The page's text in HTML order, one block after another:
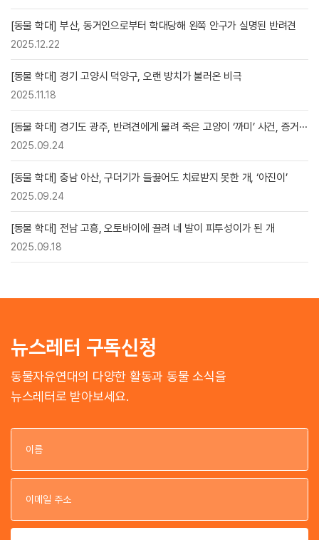
[동물 학대] 부산, 동거인으로부터 학대당해 왼쪽 안구가 실명된 반려견
2025.12.22
[동물 학대] 경기 고양시 덕양구, 오랜 방치가 불러온 비극
2025.11.18
[동물 학대] 경기도 광주, 반려견에게 물려 죽은 고양이 ‘까미’ 사건, 증거···
2025.09.24
[동물 학대] 충남 아산, 구더기가 들끓어도 치료받지 못한 개, ‘아진이’
2025.09.24
[동물 학대] 전남 고흥, 오토바이에 끌려 네 발이 피투성이가 된 개
2025.09.18
뉴스레터 구독신청
동물자유연대의 다양한 활동과 동물 소식을
뉴스레터로 받아보세요.
이
이